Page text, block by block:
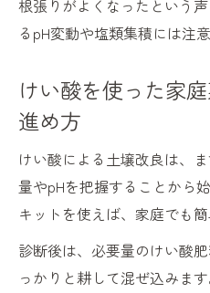
根張りがよくなったという
るpH変動や塩類集積には注
けい酸を使った家
進め方
けい酸による土壌改良は、
量やpHを把握することから
キットを使えば、家庭でも
診断後は、必要量のけい酸
っかりと耕して混ぜ込みま